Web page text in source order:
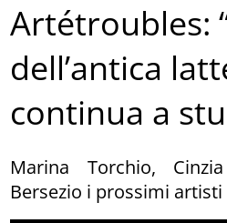
Artétroubles:
dell’antica
continua a
Marina Torchio,
Bersezio i prossimi